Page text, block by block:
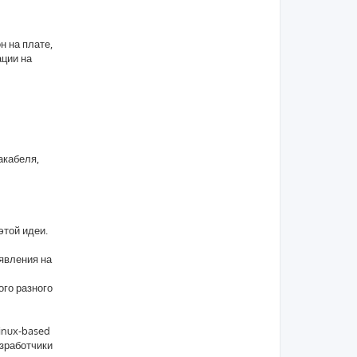
на плате,
на
идеи.
на
разного
based